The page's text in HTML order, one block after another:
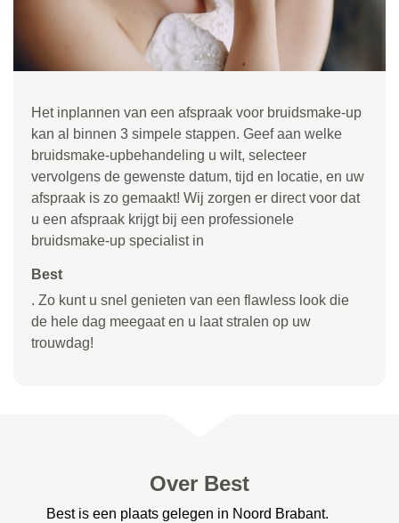
Het inplannen van een afspraak voor bruidsmake-up
kan al binnen 3 simpele stappen. Geef aan welke
bruidsmake-upbehandeling u wilt, selecteer
vervolgens de gewenste datum, tijd en locatie, en uw
afspraak is zo gemaakt! Wij zorgen er direct voor dat
u een afspraak krijgt bij een professionele
bruidsmake-up specialist in
Best
. Zo kunt u snel genieten van een flawless look die
de hele dag meegaat en u laat stralen op uw
trouwdag!
Over Best
Best is een plaats gelegen in Noord Brabant.